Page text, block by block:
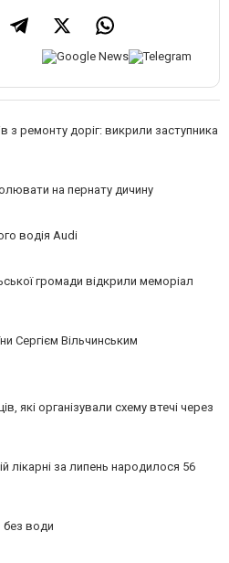
з ремонту доріг: викрили заступника
на пернату дичину
водія Audi
громади відкрили меморіал
Сергієм Вільчинським
які організували схему втечі через
лікарні за липень народилося 56
води